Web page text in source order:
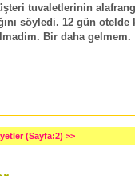
tuvaletlerinin
söyledi. 12 gün otelde
Bir daha gelmem.
(Sayfa:2) >>